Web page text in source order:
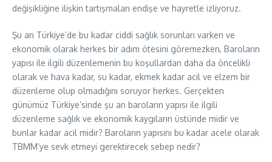
değişikliğine ilişkin tartışmaları endişe ve hayretle izliyoruz.
Şu an Türkiye’de bu kadar ciddi sağlık sorunları varken ve
ekonomik olarak herkes bir adım ötesini göremezken, Baroların
yapısı ile ilgili düzenlemenin bu koşullardan daha da öncelikli
olarak ve hava kadar, su kadar, ekmek kadar acil ve elzem bir
düzenleme olup olmadığını soruyor herkes. Gerçekten
günümüz Türkiye’sinde şu an baroların yapısı ile ilgili
düzenleme sağlık ve ekonomik kaygıların üstünde midir ve
bunlar kadar acil midir? Baroların yapısını bu kadar acele olarak
TBMM’ye sevk etmeyi gerektirecek sebep nedir?